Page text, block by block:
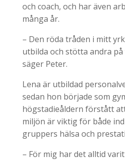
och coach, och har även
många år.
– Den röda tråden i mitt
utbilda och stötta andra
säger Peter.
Lena är utbildad
sedan hon började som
högstadieåldern förstått
miljön är viktig för både
gruppers hälsa och
– För mig har det alltid